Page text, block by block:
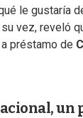
le gustaría
vez, reveló
préstamo de
un